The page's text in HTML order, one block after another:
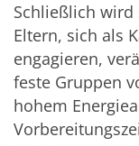
Schließlich
Eltern, sich als
engagieren,
feste Gruppen
hohem